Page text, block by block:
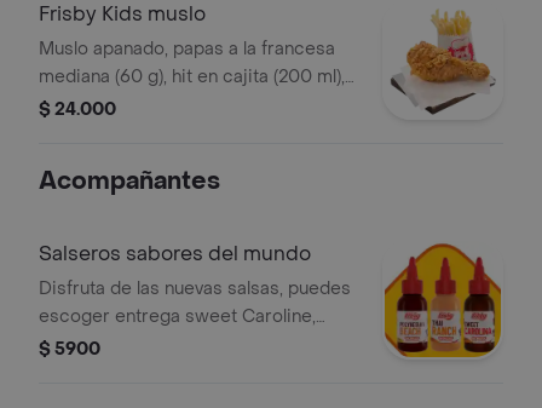
Frisby Kids muslo
Muslo apanado, papas a la francesa
mediana (60 g), hit en cajita (200 ml),
golosina y un divertido juguete
$ 24.000
Acompañantes
Salseros sabores del mundo
Disfruta de las nuevas salsas, puedes
escoger entrega sweet Caroline,
Polynesian beach o Thai ranch
$ 5900